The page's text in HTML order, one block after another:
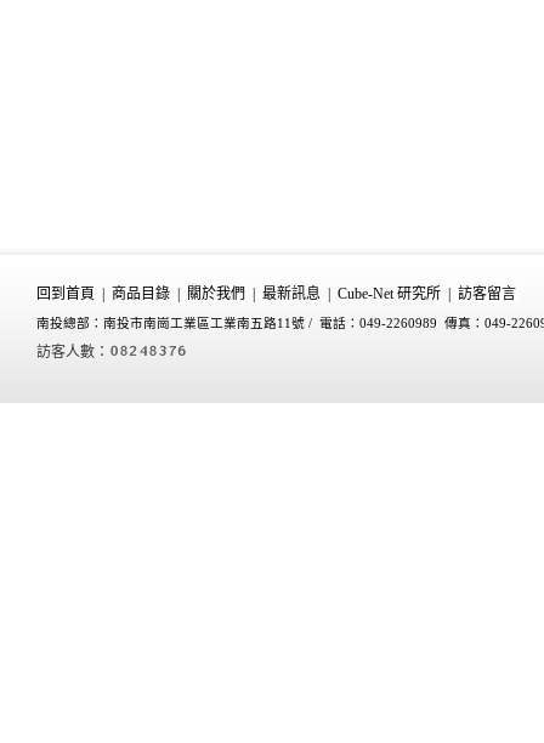
回到首頁 商品目錄 關於我們 最新訊息 Cube-Net 研究所 訪客留言
南投總部：南投市南崗工業區工業南五路11號 / 電話：049-2260989 傳真：049-
訪客人數：